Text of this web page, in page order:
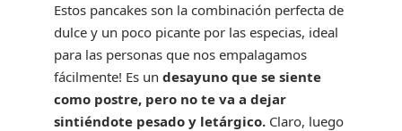
Estos pancakes son la combinación perfecta de
dulce y un poco picante por las especias, ideal
para las personas que nos empalagamos
fácilmente! Es un desayuno que se siente
como postre, pero no te va a dejar
sintiéndote pesado y letárgico. Claro, luego